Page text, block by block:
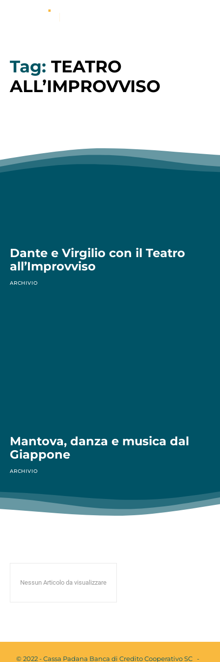
Tag: TEATRO
ALL’IMPROVVISO
Dante e Virgilio con il Teatro
all’Improvviso
ARCHIVIO
Mantova, danza e musica dal
Giappone
ARCHIVIO
Nessun Articolo da visualizzare
© 2022 - Cassa Padana Banca di Credito Cooperativo SC -